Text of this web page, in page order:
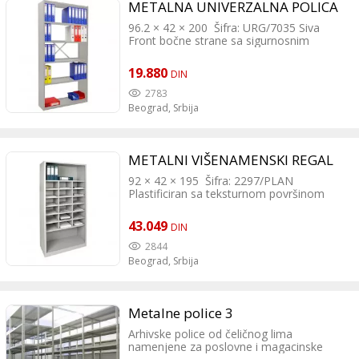
lako
METALNA UNIVERZALNA POLICA
96.2 × 42 × 200 Šifra: URG/7035 Siva
Front bočne strane sa sigurnosnim
okviru od 25mm Osnova i strane
plastificirane Vrh i dno zatvoreni 4 police
Poprečni spreg radi stabilnosti Nosivost
po osnovi 50 kg sa ravnomernim
rasporedom težine Isporučuje se u
19.880 DIN
2783
Beograd, Srbija
METALNI VIŠENAMENSKI REGAL
92 × 42 × 195 Šifra: 2297/PLAN
Plastificiran sa teksturnom površinom
potpuno zavaren 2 velika otvora, 18 malih
polica Dimenzije odeljaka:prvi veliki otvor
(vrh): 86 x 39cm drugi veliki otvor (dno):
86 x 40,5 cm male police: 2 x B: 30,5cm; 2
x H: 17,5cm (leve spoljne/ u sredini) 1 x B:
43.049 DIN
2844
Beograd, Srbija
Metalne police 3
Arhivske police od čeličnog lima
namenjene za poslovne i magacinske